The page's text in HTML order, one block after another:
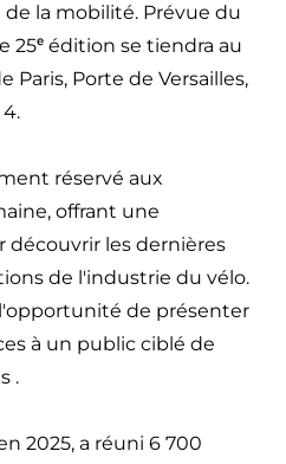
la mobilité. Prévue du
25ᵉ édition se tiendra au
Paris, Porte de Versailles,
réservé aux
offrant une
découvrir les dernières
de l'industrie du vélo.
de présenter
à un public ciblé de
.
2025, a réuni 6 700